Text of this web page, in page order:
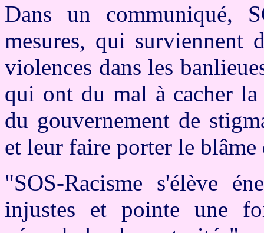
Dans un communiqué,
mesures, qui surviennent
violences dans les
qui ont du mal à cacher
du gouvernement de
et leur faire porter le
"SOS-Racisme s'élève
injustes et pointe une